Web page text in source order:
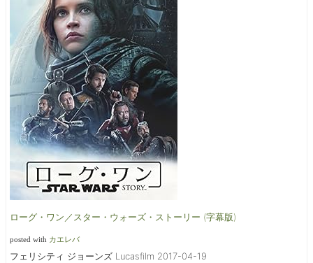
ローグ・ワン／スター・ウォーズ・ストーリー (字幕版)
posted with カエレバ
フェリシティ ジョーンズ Lucasfilm 2017-04-19